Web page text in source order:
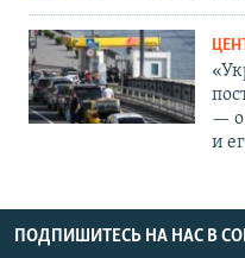
— о
и
ПОДПИШИТЕСЬ НА НАС В